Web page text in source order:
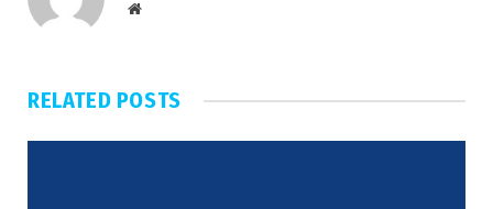
Website
RELATED POSTS